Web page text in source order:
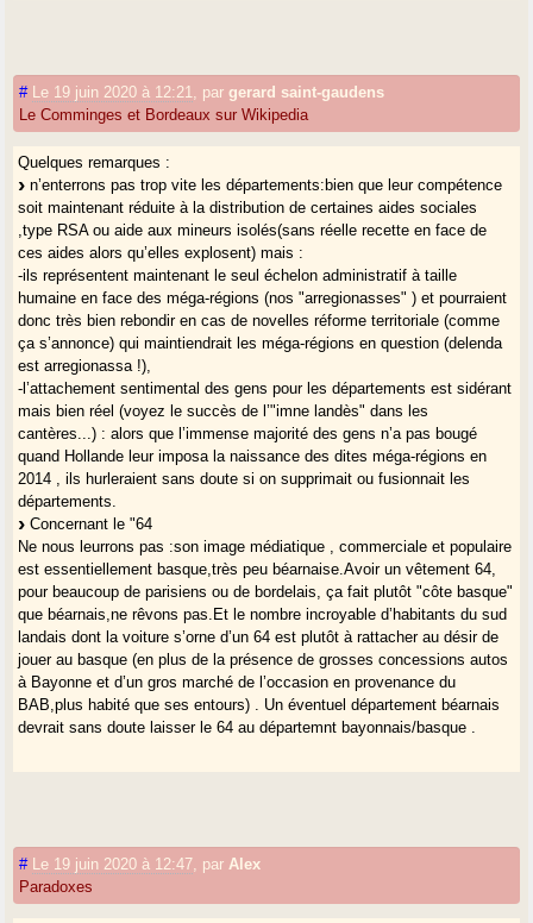
# Le 19 juin 2020 à 12:21 pargerard saint-gaudens
Le Comminges et Bordeaux sur Wikipedia
Quelques remarques :
n’enterrons pas trop vite les départements:bien que leur compétence
soit maintenant réduite à la distribution de certaines aides sociales
,type RSA ou aide aux mineurs isolés(sans réelle recette en face de
ces aides alors qu’elles explosent) mais :
-ils représentent maintenant le seul échelon administratif à taille
humaine en face des méga-régions (nos "arregionasses" ) et pourraient
donc très bien rebondir en cas de novelles réforme territoriale (comme
ça s’annonce) qui maintiendrait les méga-régions en question (delenda
est arregionassa !),
-l’attachement sentimental des gens pour les départements est sidérant
mais bien réel (voyez le succès de l’"imne landès" dans les
cantères...) : alors que l’immense majorité des gens n’a pas bougé
quand Hollande leur imposa la naissance des dites méga-régions en
2014 , ils hurleraient sans doute si on supprimait ou fusionnait les
départements.
Concernant le "64
Ne nous leurrons pas :son image médiatique , commerciale et populaire
est essentiellement basque,très peu béarnaise.Avoir un vêtement 64,
pour beaucoup de parisiens ou de bordelais, ça fait plutôt "côte basque"
que béarnais,ne rêvons pas.Et le nombre incroyable d’habitants du sud
landais dont la voiture s’orne d’un 64 est plutôt à rattacher au désir de
jouer au basque (en plus de la présence de grosses concessions autos
à Bayonne et d’un gros marché de l’occasion en provenance du
BAB,plus habité que ses entours) . Un éventuel département béarnais
devrait sans doute laisser le 64 au départemnt bayonnais/basque .
# Le 19 juin 2020 à 12:47 par Alex
Paradoxes